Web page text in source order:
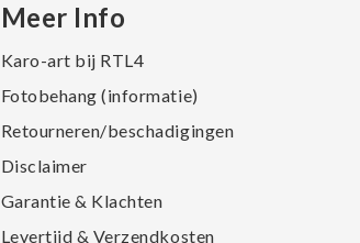
Meer Info
Karo-art bij RTL4
Fotobehang (informatie)
Retourneren/beschadigingen
Disclaimer
Garantie & Klachten
Levertijd & Verzendkosten